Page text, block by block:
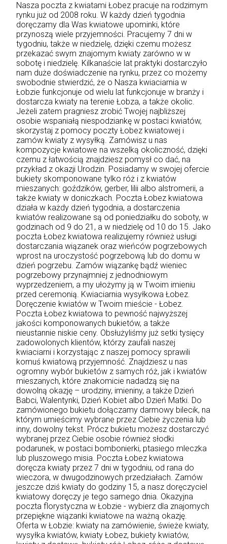
Nasza poczta z kwiatami Łobez pracuje na rodzimym
rynku już od 2008 roku. W każdy dzień tygodnia
doręczamy dla Was kwiatowe upominki, które
przynoszą wiele przyjemności. Pracujemy 7 dni w
tygodniu, także w niedzielę, dzięki czemu możesz
przekazać swym znajomym kwiaty zarówno w w
sobotę i niedzielę. Kilkanaście lat praktyki dostarczyło
nam duże doświadczenie na rynku, przez co możemy
swobodnie stwierdzić, że o Nasza kwiaciarnia w
Łobzie funkcjonuje od wielu lat funkcjonuje w branży i
dostarcza kwiaty na terenie Łobza, a także okolic.
Jeżeli zatem pragniesz zrobić Twojej najbliższej
osobie wspaniałą niespodziankę w postaci kwiatów,
skorzystaj z pomocy poczty Łobez kwiatowej i
zamów kwiaty z wysyłką. Zamówisz u nas
kompozycje kwiatowe na wszelką okoliczność, dzięki
czemu z łatwością znajdziesz pomysł co dać, na
przykład z okazji Urodzin. Posiadamy w swojej ofercie
bukiety skomponowane tylko róż i z kwiatów
mieszanych: goździków, gerber, lilii albo alstromerii, a
także kwiaty w doniczkach. Poczta Łobez kwiatowa
działa w każdy dzień tygodnia, a dostarczenia
kwiatów realizowane są od poniedziałku do soboty, w
godzinach od 9 do 21, a w niedzielę od 10 do 15. Jako
poczta Łobez kwiatowa realizujemy również usługi
dostarczania wiązanek oraz wieńców pogrzebowych
wprost na uroczystość pogrzebową lub do domu w
dzień pogrzebu. Zamów wiązankę bądź wieniec
pogrzebowy przynajmniej z jednodniowym
wyprzedzeniem, a my ułożymy ją w Twoim imieniu
przed ceremonią. Kwiaciarnia wysyłkowa Łobez.
Doręczenie kwiatów w Twoim mieście - Łobez.
Poczta Łobez kwiatowa to pewność najwyższej
jakości komponowanych bukietów, a także
nieustannie niskie ceny. Obsłużyliśmy już setki tysięcy
zadowolonych klientów, którzy zaufali naszej
kwiaciarni i korzystając z naszej pomocy sprawili
komuś kwiatową przyjemność. Znajdziesz u nas
ogromny wybór bukietów z samych róż, jak i kwiatów
mieszanych, które znakomicie nadadzą się na
dowolną okazję – urodziny, imieniny, a także Dzień
Babci, Walentynki, Dzień Kobiet albo Dzień Matki. Do
zamówionego bukietu dołączamy darmowy bilecik, na
którym umieścimy wybrane przez Ciebie życzenia lub
inny, dowolny tekst. Prócz bukietu możesz dostarczyć
wybranej przez Ciebie osobie również słodki
podarunek, w postaci bombonierki, ptasiego mleczka
lub pluszowego misia. Poczta Łobez kwiatowa
doręcza kwiaty przez 7 dni w tygodniu, od rana do
wieczora, w dwugodzinowych przedziałach. Zamów
jeszcze dziś kwiaty do godziny 15, a nasz doręczyciel
kwiatowy doręczy je tego samego dnia. Okazyjna
poczta florystyczna w Łobzie - wybierz dla znajomych
przepiękne wiązanki kwiatowe na ważną okazję.
Oferta w Łobzie: kwiaty na zamówienie, świeże kwiaty,
wysyłka kwiatów, kwiaty Łobez, bukiety kwiatów,